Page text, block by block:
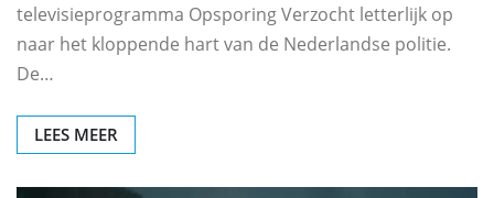
televisieprogramma Opsporing Verzocht letterlijk op
naar het kloppende hart van de Nederlandse politie.
De…
LEES MEER